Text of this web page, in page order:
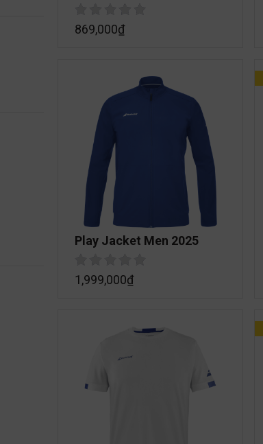
869,000₫
Play Jacket Men 2025
1,999,000₫